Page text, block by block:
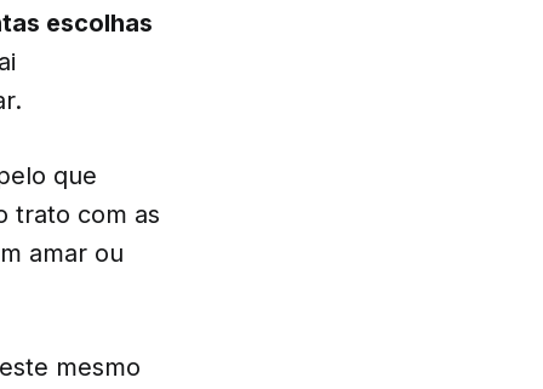
escolhas
que
trato com as
amar ou
mesmo